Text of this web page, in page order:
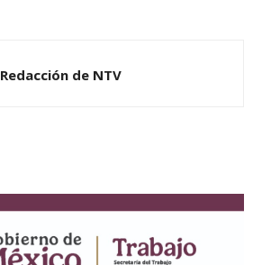
Redacción de NTV